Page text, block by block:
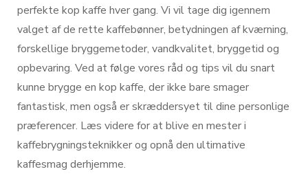
perfekte kop kaffe hver gang. Vi vil tage dig igennem
valget af de rette kaffebønner, betydningen af kværning,
forskellige bryggemetoder, vandkvalitet, bryggetid og
opbevaring. Ved at følge vores råd og tips vil du snart
kunne brygge en kop kaffe, der ikke bare smager
fantastisk, men også er skræddersyet til dine personlige
præferencer. Læs videre for at blive en mester i
kaffebrygningsteknikker og opnå den ultimative
kaffesmag derhjemme.